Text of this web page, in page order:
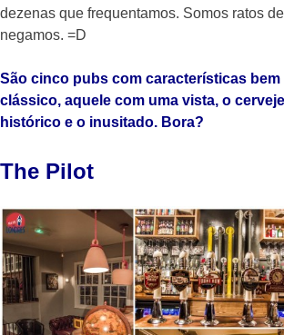
dezenas que frequentamos. Somos ratos
negamos. =D
São cinco pubs com características bem
clássico, aquele com uma vista, o
histórico e o inusitado. Bora?
The Pilot